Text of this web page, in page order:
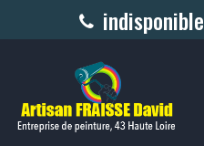
indisponible